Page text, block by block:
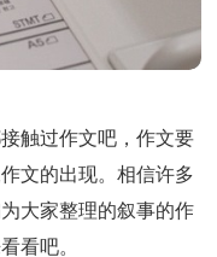
触过作文吧，作文要
文的出现。相信许多
大家整理的叙事的作
看吧。